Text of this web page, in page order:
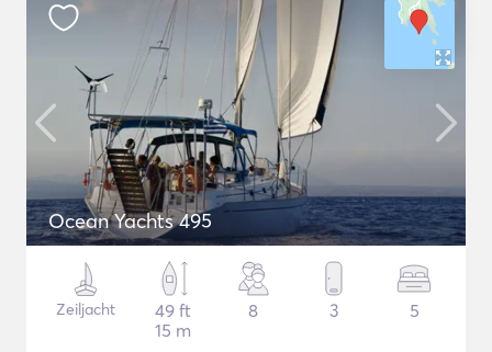
Ocean Yachts 495
Zeiljacht
49 ft
15 m
8 3 5